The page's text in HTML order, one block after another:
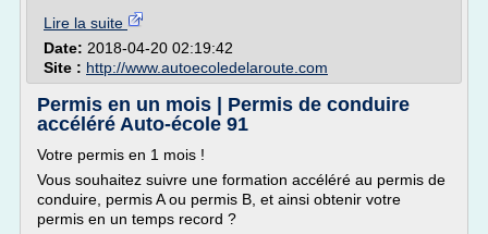
Lire la suite
Date: 2018-04-20 02:19:42
Site : http://www.autoecoledelaroute.com
Permis en un mois | Permis de conduire
accéléré Auto-école 91
Votre permis en 1 mois !
Vous souhaitez suivre une formation accéléré au permis de
conduire, permis A ou permis B, et ainsi obtenir votre
permis en un temps record ?